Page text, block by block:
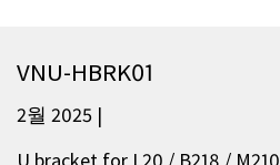
VNU-HBRK01
2월 2025 |